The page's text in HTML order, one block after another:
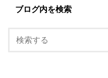
ブログ内を検索